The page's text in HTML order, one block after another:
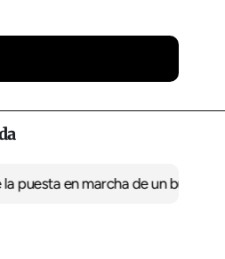
marcha de un bus directo a